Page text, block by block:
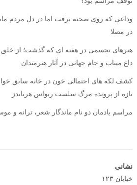
وداعی که روی صحنه نرفت اما در دل مردم
در مصلا
هنرهای تجسمی در هفته ای که گذشت؛ از خلق
داغ میناب و جام جهانی در آثار هنرمندان
کشف لکه های احتمالی خون در خانه سابق
تازه از پرونده مرگ سلست ریواس هرناندز
مراسم یادمان دو نام ماندگار شعر، ترانه و
نشانی
خیابان ۱۲۳